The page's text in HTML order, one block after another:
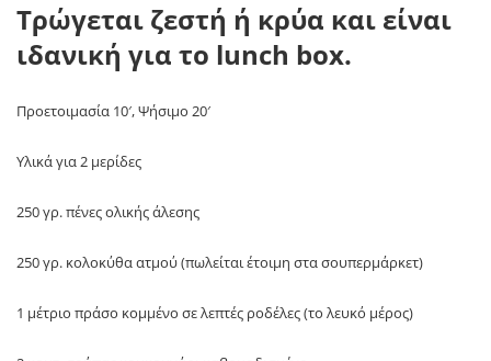
Τρώγεται ζεστή ή κρύα και είναι
ιδανική για το lunch box.
Προετοιμασία 10′, Ψήσιμο 20′
Υλικά για 2 μερίδες
250 γρ. πένες ολικής άλεσης
250 γρ. κολοκύθα ατμού (πωλείται έτοιμη στα σουπερμάρκετ)
1 μέτριο πράσο κομμένο σε λεπτές ροδέλες (το λευκό μέρος)